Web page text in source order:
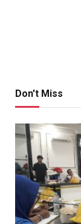
Don't Miss